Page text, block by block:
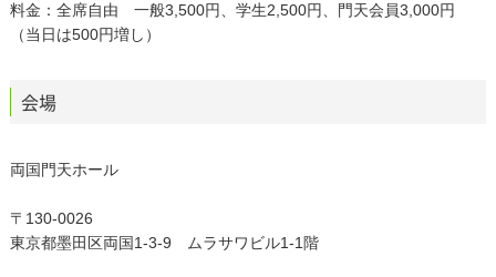
料金：全席自由 一般3,500円、学生2,500円、門天会員3,000円
（当日は500円増し）
会場
両国門天ホール
〒130-0026
東京都墨田区両国1-3-9 ムラサワビル1-1階